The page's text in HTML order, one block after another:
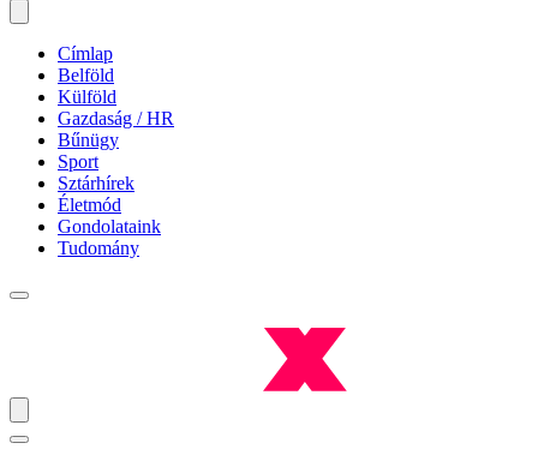
Címlap
Belföld
Külföld
Gazdaság / HR
Bűnügy
Sport
Sztárhírek
Életmód
Gondolataink
Tudomány